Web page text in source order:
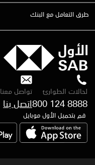
طرق التعامل مع البنك
لحالات الطوارئ
800 124 8888
تواصل معنا
اتصل بنا
قم بتحميل الأول موبايل